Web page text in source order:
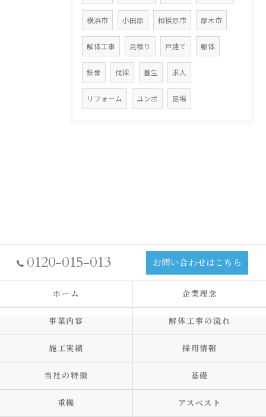
横浜市 小田原 相模原市 厚木市
解体工事 見積り 戸建て 躯体
鉄骨 伐採 養生 求人
リフォーム ユンボ 足場
0120-015-013 お問い合わせはこちら
ホーム 企業理念
事業内容 解体工事の流れ
施工実績 採用情報
当社の特徴 基礎
重機 アスベスト